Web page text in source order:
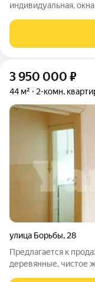
индивидуальная,
раздельный в
В шаговой
3 950 000 ₽
44 м² 2-комн.
улица Борьбы, 28
Предлагается к
деревянные, чистое